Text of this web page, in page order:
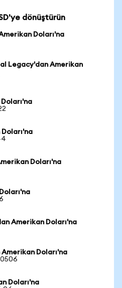
dönüştürün
Doları'na
Legacy'dan Amerikan
Doları'na
Amerikan Doları'na
Doları'na
Doları'na